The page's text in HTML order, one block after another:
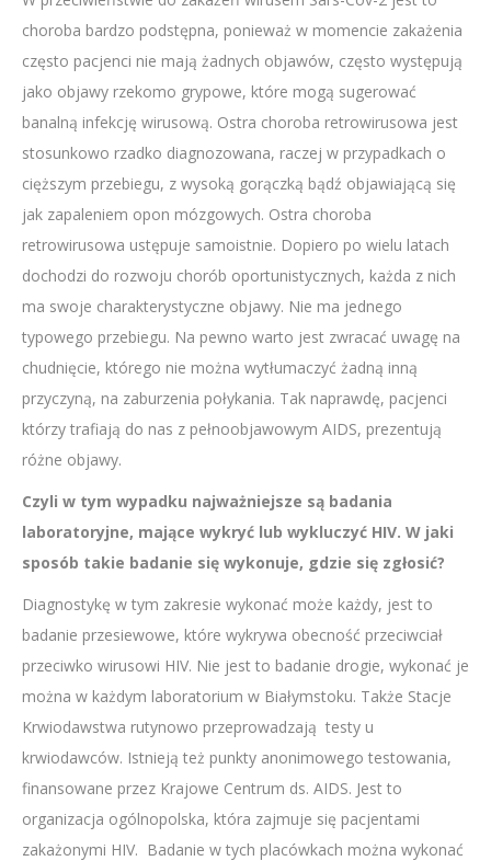
choroba bardzo podstępna, ponieważ w momencie zakażenia
często pacjenci nie mają żadnych objawów, często występują
jako objawy rzekomo grypowe, które mogą sugerować
banalną infekcję wirusową. Ostra choroba retrowirusowa jest
stosunkowo rzadko diagnozowana, raczej w przypadkach o
cięższym przebiegu, z wysoką gorączką bądź objawiającą się
jak zapaleniem opon mózgowych. Ostra choroba
retrowirusowa ustępuje samoistnie. Dopiero po wielu latach
dochodzi do rozwoju chorób oportunistycznych, każda z nich
ma swoje charakterystyczne objawy. Nie ma jednego
typowego przebiegu. Na pewno warto jest zwracać uwagę na
chudnięcie, którego nie można wytłumaczyć żadną inną
przyczyną, na zaburzenia połykania. Tak naprawdę, pacjenci
którzy trafiają do nas z pełnoobjawowym AIDS, prezentują
różne objawy.
Czyli w tym wypadku najważniejsze są badania
laboratoryjne, mające wykryć lub wykluczyć HIV. W jaki
sposób takie badanie się wykonuje, gdzie się zgłosić?
Diagnostykę w tym zakresie wykonać może każdy, jest to
badanie przesiewowe, które wykrywa obecność przeciwciał
przeciwko wirusowi HIV. Nie jest to badanie drogie, wykonać je
można w każdym laboratorium w Białymstoku. Także Stacje
Krwiodawstwa rutynowo przeprowadzają testy u
krwiodawców. Istnieją też punkty anonimowego testowania,
finansowane przez Krajowe Centrum ds. AIDS. Jest to
organizacja ogólnopolska, która zajmuje się pacjentami
zakażonymi HIV. Badanie w tych placówkach można wykonać